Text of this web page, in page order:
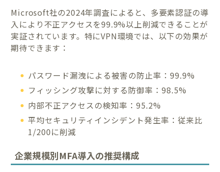
Microsoft社の2024年調査によると、多要素認証の導
入により不正アクセスを99.9%以上削減できることが
実証されています。特にVPN環境では、以下の効果が
期待できます：
パスワード漏洩による被害の防止率：99.9%
フィッシング攻撃に対する防御率：98.5%
内部不正アクセスの検知率：95.2%
平均セキュリティインシデント発生率：従来比
1/200に削減
企業規模別MFA導入の推奨構成